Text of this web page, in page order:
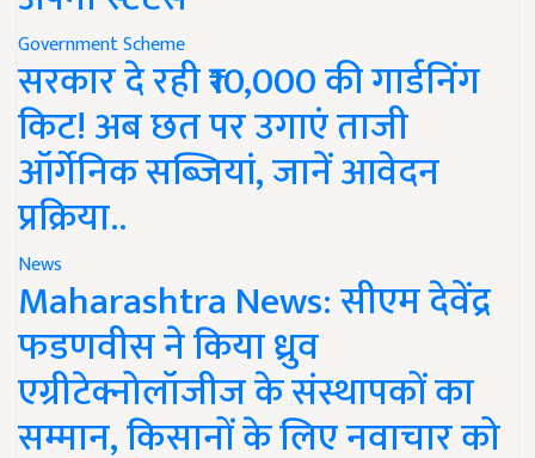
Government Scheme
सरकार दे रही ₹10,000 की गार्डनिंग
किट! अब छत पर उगाएं ताजी
ऑर्गेनिक सब्जियां, जानें आवेदन
प्रक्रिया..
News
Maharashtra News: सीएम देवेंद्र
फडणवीस ने किया ध्रुव
एग्रीटेक्नोलॉजीज के संस्थापकों का
सम्मान, किसानों के लिए नवाचार को